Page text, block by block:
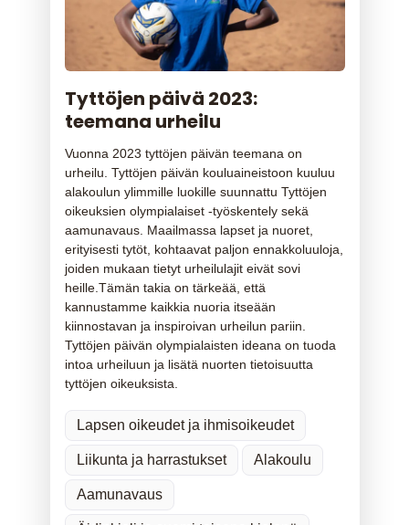
Tyttöjen päivä 2023:
teemana urheilu
Vuonna 2023 tyttöjen päivän teemana on
urheilu. Tyttöjen päivän kouluaineistoon kuuluu
alakoulun ylimmille luokille suunnattu Tyttöjen
oikeuksien olympialaiset -työskentely sekä
aamunavaus. Maailmassa lapset ja nuoret,
erityisesti tytöt, kohtaavat paljon ennakkoluuloja,
joiden mukaan tietyt urheilulajit eivät sovi
heille.Tämän takia on tärkeää, että
kannustamme kaikkia nuoria itseään
kiinnostavan ja inspiroivan urheilun pariin.
Tyttöjen päivän olympialaisten ideana on tuoda
intoa urheiluun ja lisätä nuorten tietoisuutta
tyttöjen oikeuksista.
Lapsen oikeudet ja ihmisoikeudet
Liikunta ja harrastukset Alakoulu
Aamunavaus